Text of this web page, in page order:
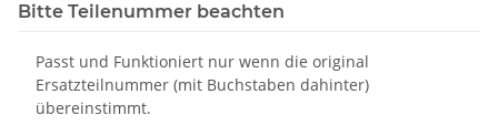
Bitte Teilenummer beachten
Passt und Funktioniert nur wenn die original
Ersatzteilnummer (mit Buchstaben dahinter)
übereinstimmt.